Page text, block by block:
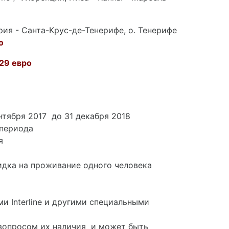
- Санта-Крус-де-Тенерифе, о. Тенерифе
евро
2017 до 31 декабря 2018
на проживание одного человека
Interline и другими специальными
их наличия и может быть